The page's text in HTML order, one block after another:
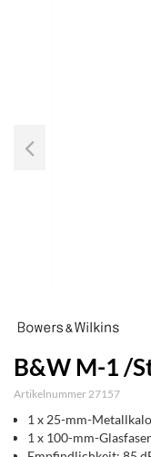
B&W M-1 /
Artikelnummer 27157
1 x 25-mm-
1 x 100-mm-